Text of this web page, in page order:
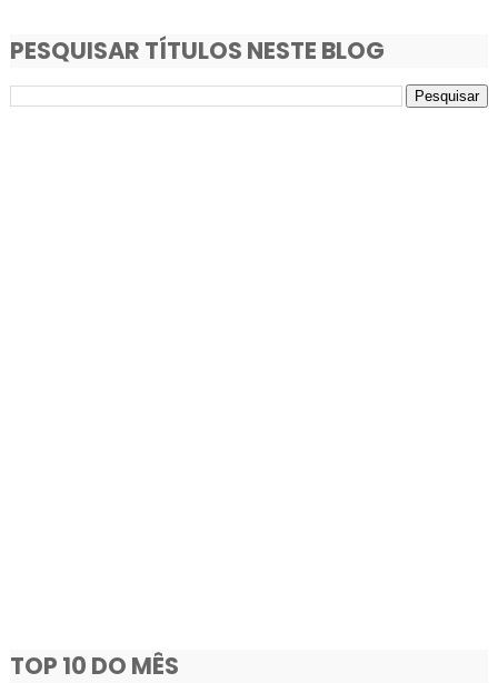
PESQUISAR TÍTULOS NESTE BLOG
TOP 10 DO MÊS